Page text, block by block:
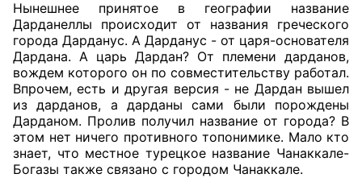
Нынешнее принятое в географии название
Дарданеллы происходит от названия греческого
города Дарданус. А Дарданус - от царя-основателя
Дардана. А царь Дардан? От племени дарданов,
вождем которого он по совместительству работал.
Впрочем, есть и другая версия - не Дардан вышел
из дарданов, а дарданы сами были порождены
Дарданом. Пролив получил название от города? В
этом нет ничего противного топонимике. Мало кто
знает, что местное турецкое название Чанаккале-
Богазы также связано с городом Чанаккале.